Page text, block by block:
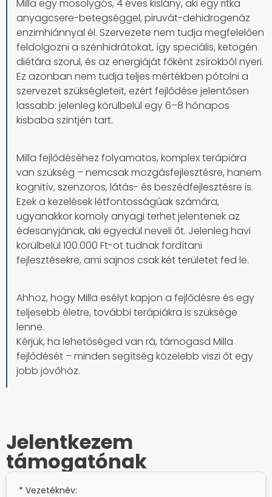
Milla egy mosolygós, 4 éves kislány, aki egy ritka
anyagcsere-betegséggel, piruvát-dehidrogenáz
enzimhiánnyal él. Szervezete nem tudja megfelelően
feldolgozni a szénhidrátokat, így speciális, ketogén
diétára szorul, és az energiáját főként zsírokból nyeri.
Ez azonban nem tudja teljes mértékben pótolni a
szervezet szükségleteit, ezért fejlődése jelentősen
lassabb: jelenleg körülbelül egy 6–8 hónapos
kisbaba szintjén tart.
Milla fejlődéséhez folyamatos, komplex terápiára
van szükség – nemcsak mozgásfejlesztésre, hanem
kognitív, szenzoros, látás- és beszédfejlesztésre is.
Ezek a kezelések létfontosságúak számára,
ugyanakkor komoly anyagi terhet jelentenek az
édesanyjának, aki egyedül neveli őt. Jelenleg havi
körülbelül 100.000 Ft-ot tudnak fordítani
fejlesztésekre, ami sajnos csak két területet fed le.
Ahhoz, hogy Milla esélyt kapjon a fejlődésre és egy
teljesebb életre, további terápiákra is szüksége
lenne.
Kérjük, ha lehetőséged van rá, támogasd Milla
fejlődését – minden segítség közelebb viszi őt egy
jobb jövőhöz.
Jelentkezem
támogatónak
* Vezetéknév: